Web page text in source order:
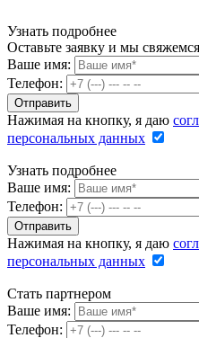
Узнать подробнее
Оставьте заявку и мы
Ваше имя:
Телефон:
Нажимая на кнопку, я даю
персональных данных
Узнать подробнее
Ваше имя:
Телефон:
Нажимая на кнопку, я даю
персональных данных
Стать партнером
Ваше имя:
Телефон: